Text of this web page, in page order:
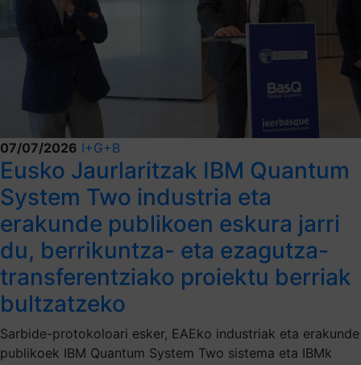
07/07/2026 I+G+B
Eusko Jaurlaritzak IBM Quantum
System Two industria eta
erakunde publikoen eskura jarri
du, berrikuntza- eta ezagutza-
transferentziako proiektu berriak
bultzatzeko
Sarbide-protokoloari esker, EAEko industriak eta erakunde
publikoek IBM Quantum System Two sistema eta IBMk